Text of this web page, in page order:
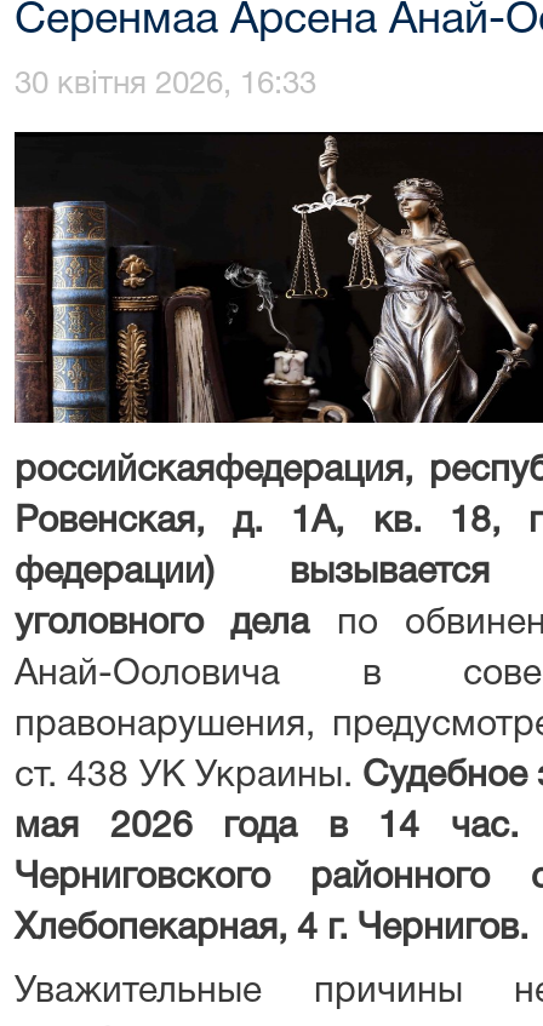
Серенмаа Арсена Анай-
30 квітня 2026, 16:33
российскаяфедерация,
Ровенская, д. 1А, кв. 18,
федерации)
уголовного делапо
Анай-Ооловича в
правонарушения,
ст. 438 УК Украины. Судебное
мая 2026 года в 14 час.
Черниговского
Хлебопекарная, 4 г. Чернигов.
Уважительные причины